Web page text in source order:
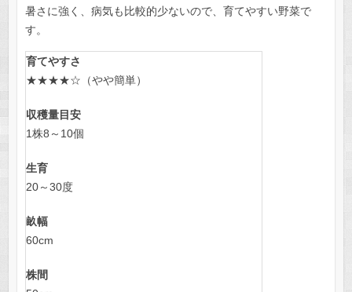
暑さに強く、病気も比較的少ないので、育てやすい野菜で
す。
育てやすさ
★★★★☆（やや簡単）
収穫量目安
1株8～10個
生育
20～30度
畝幅
60cm
株間